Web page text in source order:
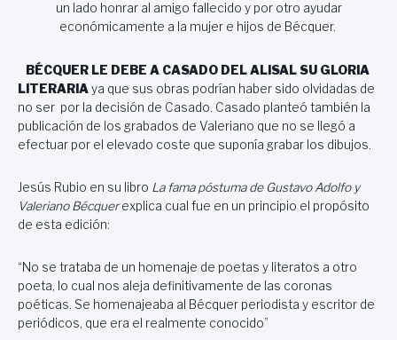
un lado honrar al amigo fallecido y por otro ayudar
económicamente a la mujer e hijos de Bécquer.
BÉCQUER LE DEBE A CASADO DEL ALISAL SU GLORIA
LITERARIAya que sus obras podrían haber sido olvidadas de
no ser por la decisión de Casado. Casado planteó también la
publicación de los grabados de Valeriano que no se llegó a
efectuar por el elevado coste que suponía grabar los dibujos.
Jesús Rubio en su libro La fama póstuma de Gustavo Adolfo y
Valeriano Bécquerexplica cual fue en un principio el propósito
de esta edición:
“No se trataba de un homenaje de poetas y literatos a otro
poeta, lo cual nos aleja definitivamente de las coronas
poéticas. Se homenajeaba al Bécquer periodista y escritor de
periódicos, que era el realmente conocido”